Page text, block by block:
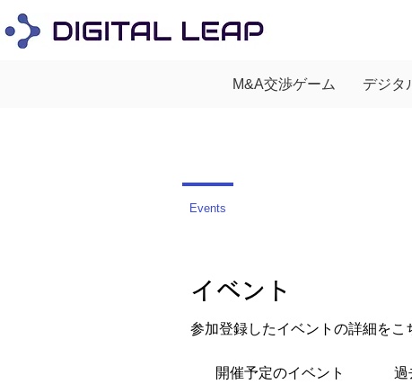
M&A交渉ゲーム デジタ
イベント
参加登録したイベントの詳細をこ
開催予定のイベント 過
Events